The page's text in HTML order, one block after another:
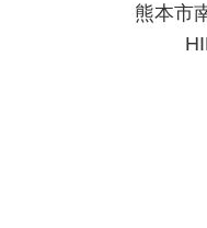
熊本市